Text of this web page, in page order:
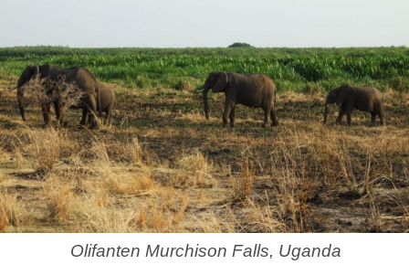
Olifanten Murchison Falls, Uganda